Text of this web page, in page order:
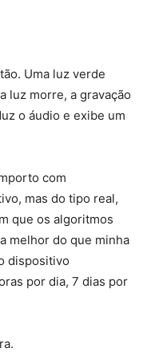
Uma luz verde
luz morre, a gravação
o áudio e exibe um
com
mas do tipo real,
que os algoritmos
melhor do que minha
dispositivo
por dia, 7 dias por